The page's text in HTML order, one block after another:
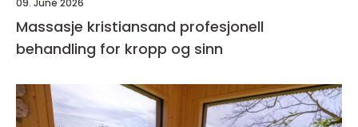
Massasje kristiansand profesjonell
behandling for kropp og sinn